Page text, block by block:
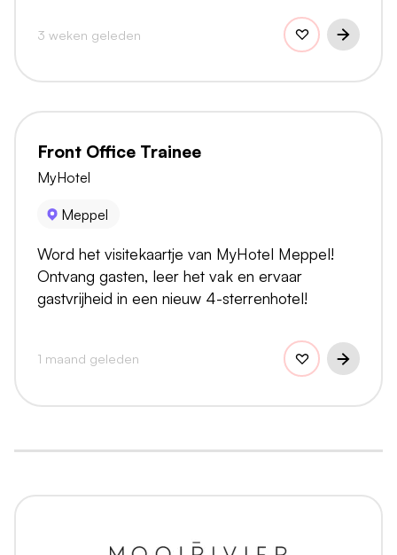
3 weken geleden
Front Office Trainee
MyHotel
Meppel
Word het visitekaartje van MyHotel Meppel!
Ontvang gasten, leer het vak en ervaar
gastvrijheid in een nieuw 4-sterrenhotel!
1 maand geleden